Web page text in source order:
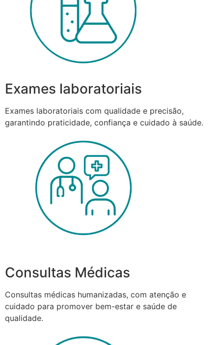
Exames laboratoriais
Exames laboratoriais com qualidade e precisão,
garantindo praticidade, confiança e cuidado à saúde.
Consultas Médicas
Consultas médicas humanizadas, com atenção e
cuidado para promover bem-estar e saúde de
qualidade.